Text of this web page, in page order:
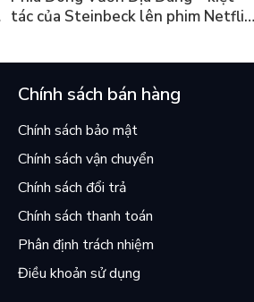
tác của Steinbeck lên phim Netflix
Chính sách bán hàng
Chính sách bảo mật
Chính sách vận chuyển
Chính sách đổi trả
Chính sách thanh toán
Phân định trách nhiệm
Điều khoản sử dụng